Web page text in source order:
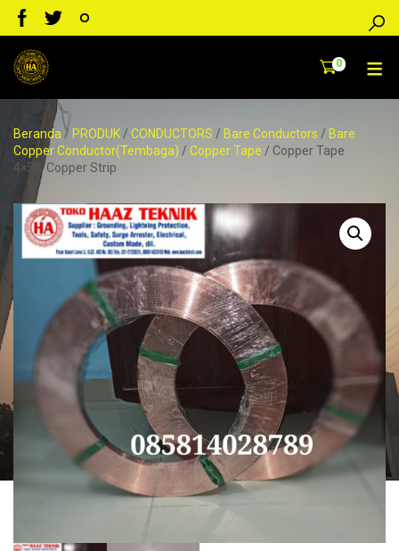
0
Beranda / PRODUK/ CONDUCTORS / Bare Conductors / Bare
Copper Conductor(Tembaga) / Copper Tape / Copper Tape
4×50/Copper Strip